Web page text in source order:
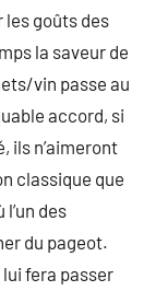
les goûts des
la saveur de
vin passe au
accord, si
ils n’aimeront
classique que
des
du pageot.
fera passer